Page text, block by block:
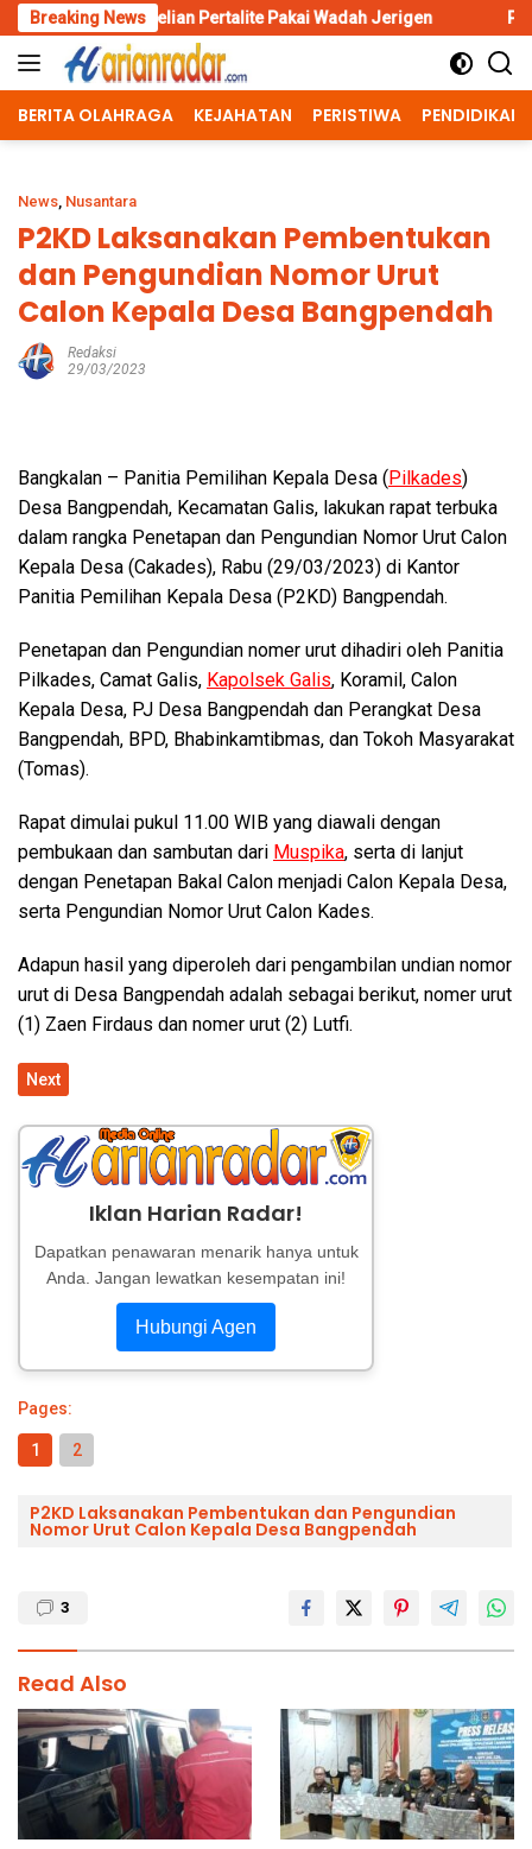
Skip
to
content
Breaking News
Pertalite Pakai Wadah Jerigen Polres Situbondo
BERITA OLAHRAGA KEJAHATAN PERISTIWA PENDIDIKAN
News, Nusantara
P2KD Laksanakan Pembentukan
dan Pengundian Nomor Urut
Calon Kepala Desa Bangpendah
Redaksi
29/03/2023
Bangkalan – Panitia Pemilihan Kepala Desa (Pilkades)
Desa Bangpendah, Kecamatan Galis, lakukan rapat terbuka
dalam rangka Penetapan dan Pengundian Nomor Urut Calon
Kepala Desa (Cakades), Rabu (29/03/2023) di Kantor
Panitia Pemilihan Kepala Desa (P2KD) Bangpendah.
Penetapan dan Pengundian nomer urut dihadiri oleh Panitia
Pilkades, Camat Galis, Kapolsek Galis, Koramil, Calon
Kepala Desa, PJ Desa Bangpendah dan Perangkat Desa
Bangpendah, BPD, Bhabinkamtibmas, dan Tokoh Masyarakat
(Tomas).
Rapat dimulai pukul 11.00 WIB yang diawali dengan
pembukaan dan sambutan dari Muspika, serta di lanjut
dengan Penetapan Bakal Calon menjadi Calon Kepala Desa,
serta Pengundian Nomor Urut Calon Kades.
Adapun hasil yang diperoleh dari pengambilan undian nomor
urut di Desa Bangpendah adalah sebagai berikut, nomer urut
(1) Zaen Firdaus dan nomer urut (2) Lutfi.
Next
Iklan Harian Radar!
Dapatkan penawaran menarik hanya untuk
Anda. Jangan lewatkan kesempatan ini!
Hubungi Agen
Pages:
1 2
P2KD Laksanakan Pembentukan dan Pengundian
Nomor Urut Calon Kepala Desa Bangpendah
3
Read Also